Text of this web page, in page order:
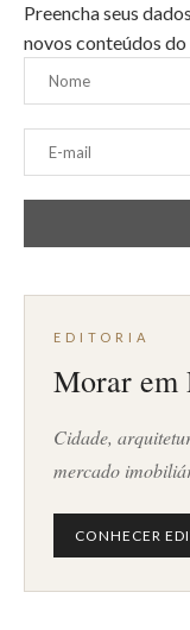
Preencha seus
novos conteúdos
EDITORIA
Morar em
Cidade,
mercado
CONHECER